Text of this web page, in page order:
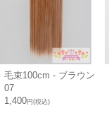
毛束100cm - ブラウン
07
1,400円(税込)